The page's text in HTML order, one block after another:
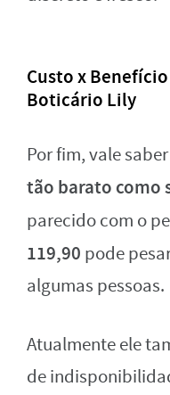
Custo x
Boticário Lily
Por fim, vale
tão barato como
parecido com o
119,90 pode
algumas pessoas.
Atualmente ele
de